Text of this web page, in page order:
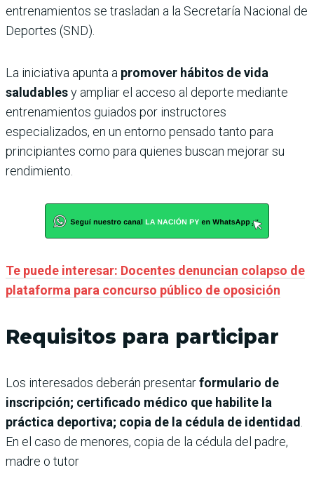
entrenamientos se trasladan a la Secretaría Nacional de
Deportes (SND).
La iniciativa apunta a promover hábitos de vida
saludablesy ampliar el acceso al deporte mediante
entrenamientos guiados por instructores
especializados, en un entorno pensado tanto para
principiantes como para quienes buscan mejorar su
rendimiento.
Te puede interesar: Docentes denuncian colapso de
plataforma para concurso público de oposición
Requisitos para participar
Los interesados deberán presentarformulario de
inscripción; certificado médico que habilite la
práctica deportiva; copia de la cédula de identidad
En el caso de menores, copia de la cédula del padre,
madre o tutor